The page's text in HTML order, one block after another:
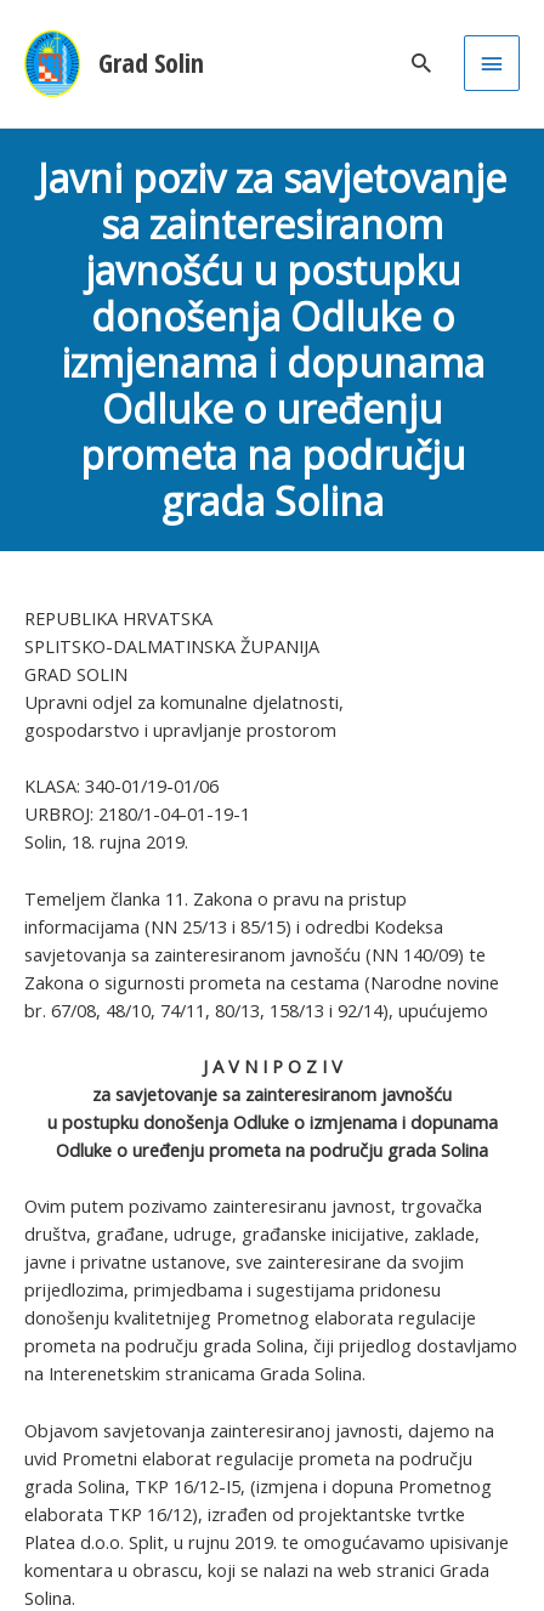
Grad Solin
Main
Javni poziv za savjetovanje
sa zainteresiranom
javnošću u postupku
donošenja Odluke o
izmjenama i dopunama
Odluke o uređenju
prometa na području
grada Solina
REPUBLIKA HRVATSKA
SPLITSKO-DALMATINSKA ŽUPANIJA
GRAD SOLIN
Upravni odjel za komunalne djelatnosti,
gospodarstvo i upravljanje prostorom
KLASA: 340-01/19-01/06
URBROJ: 2180/1-04-01-19-1
Solin, 18. rujna 2019.
Temeljem članka 11. Zakona o pravu na pristup
informacijama (NN 25/13 i 85/15) i odredbi Kodeksa
savjetovanja sa zainteresiranom javnošću (NN 140/09) te
Zakona o sigurnosti prometa na cestama (Narodne novine
br. 67/08, 48/10, 74/11, 80/13, 158/13 i 92/14), upućujemo
J A V N I P O Z I V
za savjetovanje sa zainteresiranom javnošću
u postupku donošenja Odluke o izmjenama i dopunama
Odluke o uređenju prometa na području grada Solina
Ovim putem pozivamo zainteresiranu javnost, trgovačka
društva, građane, udruge, građanske inicijative, zaklade,
javne i privatne ustanove, sve zainteresirane da svojim
prijedlozima, primjedbama i sugestijama pridonesu
donošenju kvalitetnijeg Prometnog elaborata regulacije
prometa na području grada Solina, čiji prijedlog dostavljamo
na Interenetskim stranicama Grada Solina.
Objavom savjetovanja zainteresiranoj javnosti, dajemo na
uvid Prometni elaborat regulacije prometa na području
grada Solina, TKP 16/12-I5, (izmjena i dopuna Prometnog
elaborata TKP 16/12), izrađen od projektantske tvrtke
Platea d.o.o. Split, u rujnu 2019. te omogućavamo upisivanje
komentara u obrascu, koji se nalazi na web stranici Grada
Solina.